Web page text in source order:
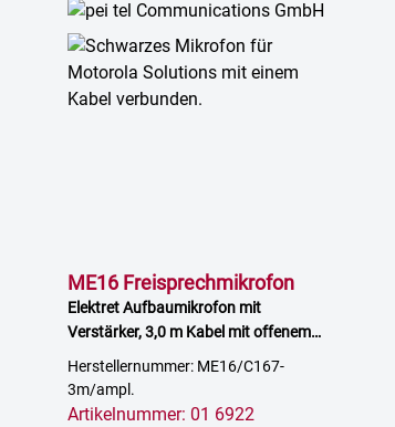
ME16 Freisprechmikrofon
Elektret Aufbaumikrofon mit
Verstärker, 3,0 m Kabel mit offenem
Herstellernummer: ME16/C167-
3m/ampl.
Artikelnummer: 01 6922